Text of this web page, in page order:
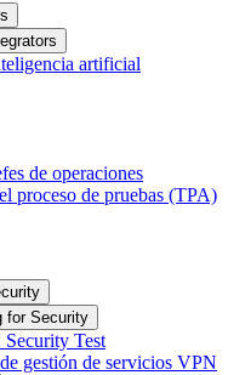
artificial
de operaciones
proceso de pruebas (TPA)
for Security
Test
gestión de servicios VPN